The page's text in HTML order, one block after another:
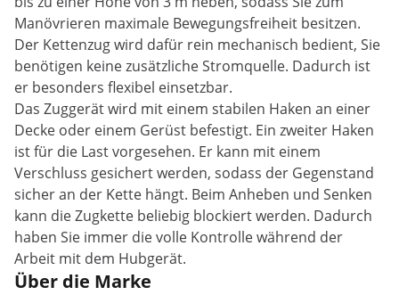
Manövrieren maximale Bewegungsfreiheit besitzen.
Der Kettenzug wird dafür rein mechanisch bedient, Sie
benötigen keine zusätzliche Stromquelle. Dadurch ist
er besonders flexibel einsetzbar.
Das Zuggerät wird mit einem stabilen Haken an einer
Decke oder einem Gerüst befestigt. Ein zweiter Haken
ist für die Last vorgesehen. Er kann mit einem
Verschluss gesichert werden, sodass der Gegenstand
sicher an der Kette hängt. Beim Anheben und Senken
kann die Zugkette beliebig blockiert werden. Dadurch
haben Sie immer die volle Kontrolle während der
Arbeit mit dem Hubgerät.
Über die Marke